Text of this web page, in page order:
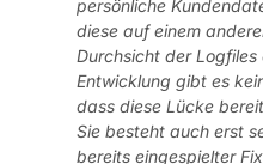
persönliche
diese auf einem
Durchsicht der Logfiles
Entwicklung gibt es
dass diese Lücke
Sie besteht auch erst
bereits eingespielter